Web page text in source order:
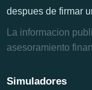
despues de firmar
La informacion
asesoramiento
Simuladores